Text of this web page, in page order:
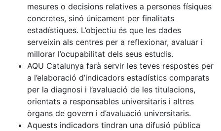
mesures o decisions relatives a persones físiques
concretes, sinó únicament per finalitats
estadístiques. L’objectiu és que les dades
serveixin als centres per a reflexionar, avaluar i
millorar l’ocupabilitat dels seus estudis.
AQU Catalunya farà servir les teves respostes per
a l’elaboració d’indicadors estadístics comparats
per la diagnosi i l’avaluació de les titulacions,
orientats a responsables universitaris i altres
òrgans de govern i d’avaluació universitaris.
Aquests indicadors tindran una difusió pública